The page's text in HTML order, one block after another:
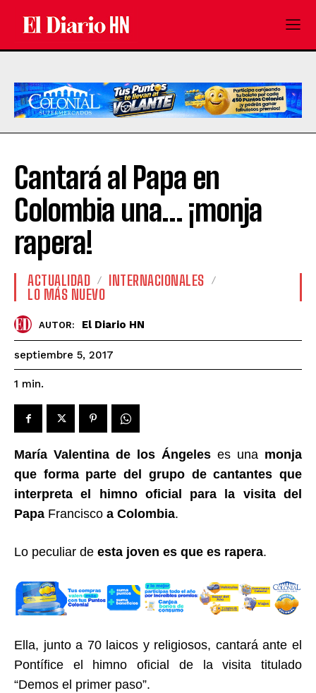
Cantará al Papa en
Colombia una… ¡monja
rapera!
ACTUALIDAD
INTERNACIONALES
LO MÁS NUEVO
AUTOR: El Diario HN
septiembre 5, 2017
1 min.
María Valentina de los Ángeles es una monja
que forma parte del grupo de cantantes que
interpreta el himno oficial para la visita del
Papa Francisco a Colombia.
Lo peculiar de esta joven es que es rapera.
Ella, junto a 70 laicos y religiosos, cantará ante el
Pontífice el himno oficial de la visita titulado
“Demos el primer paso”.